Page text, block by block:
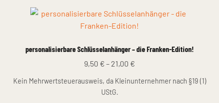
Fotogalerie
personalisierbare Schlüsselanhänger – die Franken-Edition!
9,50 € – 21,00 €
Kein Mehrwertsteuerausweis, da Kleinunternehmer nach §19 (1)
UStG.